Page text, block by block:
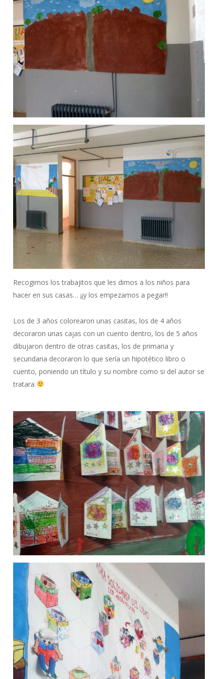
Recogimos los trabajitos que les dimos a los niños para
hacer en sus casas… ¡¡y los empezamos a pegar!!
Los de 3 años colorearon unas casitas, los de 4 años
decoraron unas cajas con un cuento dentro, los de 5 años
dibujaron dentro de otras casitas, los de primaria y
secundaria decoraron lo que sería un hipotético libro o
cuento, poniendo un título y su nombre como si del autor se
tratara